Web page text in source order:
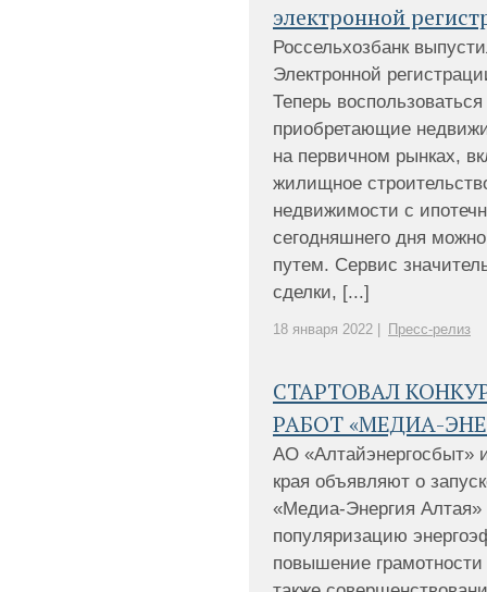
электронной
Россельхозбанк
Электронной
Теперь
приобретающие
на первичном рынках,
жилищное
недвижимости с
сегодняшнего дня
путем. Сервис
сделки, [...]
18 января 2022 | Пресс-релиз
СТАРТОВАЛ
РАБОТ «МЕДИА-
АО «Алтайэнергосбыт»
края объявляют о
«Медиа-Энергия Алтая»
популяризацию
повышение